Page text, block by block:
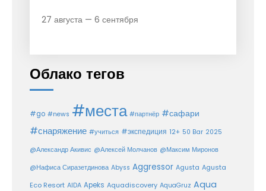
27 августа — 6 сентября
Облако тегов
#go #news #места #партнёр #сафари
#снаряжение #учиться #экспедиция 12+ 50 Bar 2025
@Александр Акивис @Алексей Молчанов @Максим Миронов
@Нафиса Сиразетдинова Abyss Aggressor Agusta Agusta
Eco Resort AIDA Apeks Aquadiscovery AquaGruz Aqua